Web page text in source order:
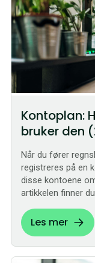
Kontoplan:
bruker den
Når du fører
registreres på en
disse kontoene
artikkelen finner
Les mer